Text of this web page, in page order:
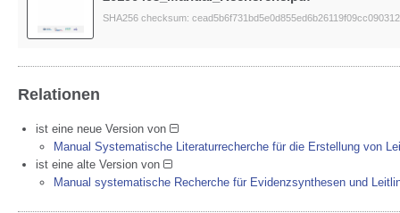
SHA256 checksum:
Relationen
ist eine neue Version von
Manual Systematische Literaturrecherche für die Erstellung von
ist eine alte Version von
Manual systematische Recherche für Evidenzsynthesen und